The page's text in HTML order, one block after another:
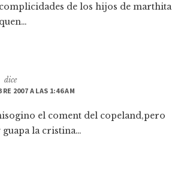
de los hijos de marthita
dice
2007 A LAS 1:46 AM
el coment del copeland,pero
la cristina…